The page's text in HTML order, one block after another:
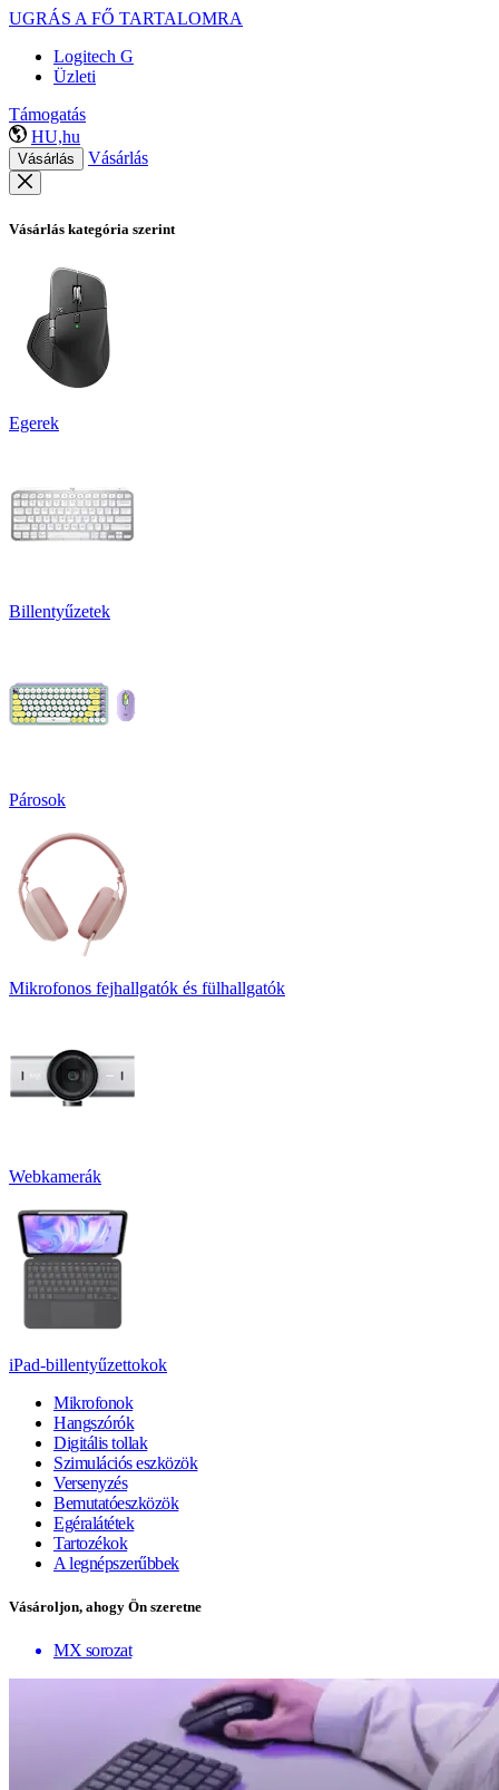
UGRÁS A FŐ TARTALOMRA
Logitech G
Üzleti
Támogatás
HU,hu
Vásárlás Vásárlás
Vásárlás kategória szerint
Egerek
Billentyűzetek
Párosok
Mikrofonos fejhallgatók és fülhallgatók
Webkamerák
iPad-billentyűzettokok
Mikrofonok
Hangszórók
Digitális tollak
Szimulációs eszközök
Versenyzés
Bemutatóeszközök
Egéralátétek
Tartozékok
A legnépszerűbbek
Vásároljon, ahogy Ön szeretne
MX sorozat